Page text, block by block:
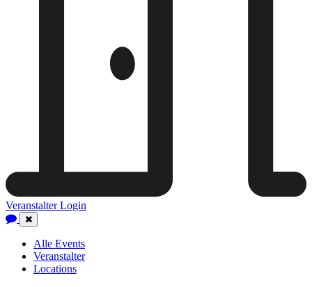
Veranstalter Login
Close
Navigation
Alle Events
Veranstalter
Locations